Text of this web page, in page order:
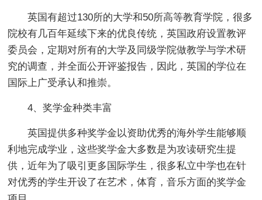
英国有超过130所的大学和50所高等教育学院，很多
院校有几百年延续下来的优良传统，英国政府设置教评
委员会，定期对所有的大学及同级学院做教学与学术研
究的调查，并全面公开评鉴报告，因此，英国的学位在
国际上广受承认和推崇。
4、奖学金种类丰富
英国提供多种奖学金以资助优秀的海外学生能够顺
利地完成学业，这些奖学金大多数是为攻读研究生提
供，近年为了吸引更多国际学生，很多私立中学也在针
对优秀的学生开设了在艺术，体育，音乐方面的奖学金